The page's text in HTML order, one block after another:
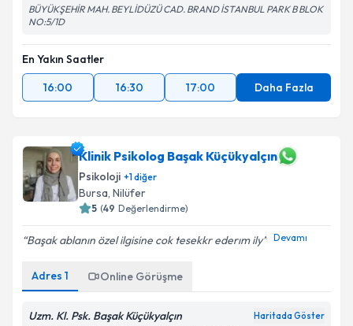
BÜYÜKŞEHİR MAH. BEYLİDÜZÜ CAD. BRAND İSTANBUL PARK B BLOK
NO:5/1D
En Yakın Saatler
16:00
16:30 17:00 Daha Fazla
Klinik Psikolog Başak Küçükyalçın
Psikoloji +1diğer
Bursa, Nilüfer
5 (49 Değerlendirme)
Başak ablanın özel ilgisine cok tesekkr ederım ily Devamı
Adres 1 Online Görüşme
Uzm. Kl. Psk. Başak Küçükyalçın Haritada Göster